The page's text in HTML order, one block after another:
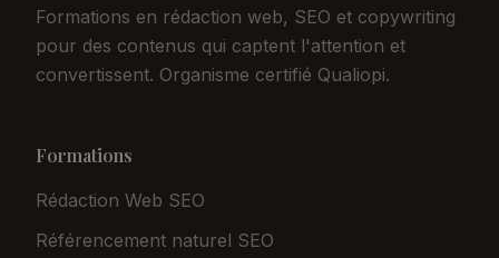
Formations en rédaction web, SEO et copywriting
pour des contenus qui captent l'attention et
convertissent. Organisme certifié Qualiopi.
Formations
Rédaction Web SEO
Référencement naturel SEO